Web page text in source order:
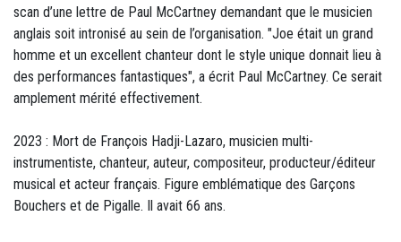
scan d’une lettre de Paul McCartney demandant que le musicien
anglais soit intronisé au sein de l’organisation. "Joe était un grand
homme et un excellent chanteur dont le style unique donnait lieu à
des performances fantastiques", a écrit Paul McCartney. Ce serait
amplement mérité effectivement.
2023 : Mort de François Hadji-Lazaro, musicien multi-
instrumentiste, chanteur, auteur, compositeur, producteur/éditeur
musical et acteur français. Figure emblématique des Garçons
Bouchers et de Pigalle. Il avait 66 ans.